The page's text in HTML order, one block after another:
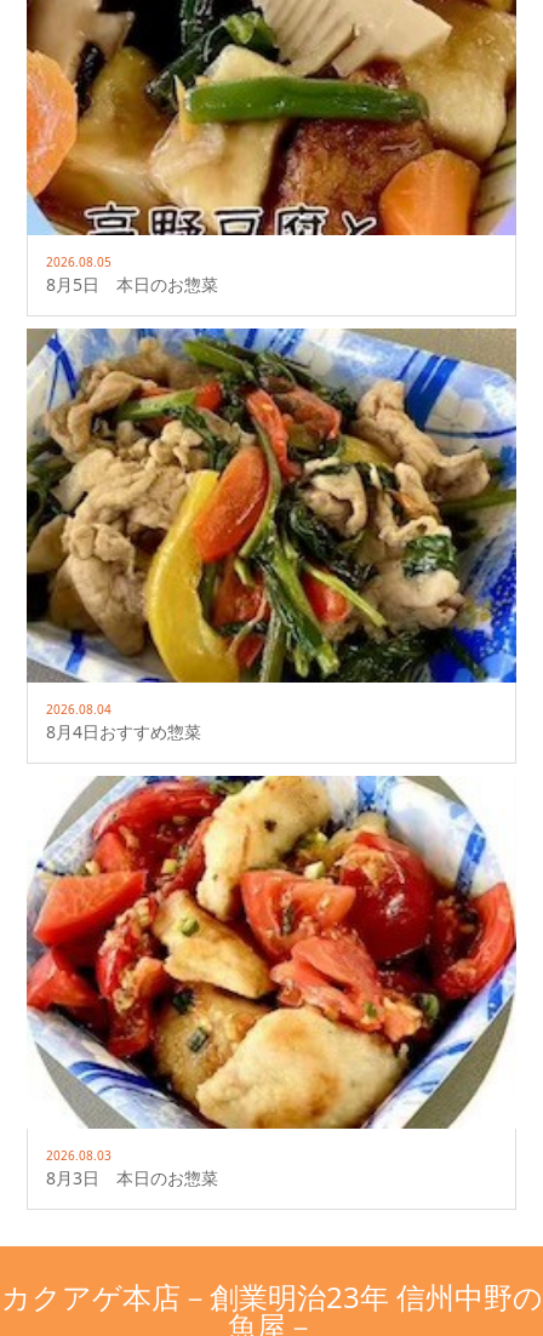
2026.08.05
8月5日 本日のお惣菜
2026.08.04
8月4日おすすめ惣菜
2026.08.03
8月3日 本日のお惣菜
カクアゲ本店－創業明治23年 信州中野の
魚屋－